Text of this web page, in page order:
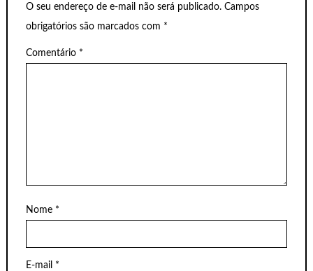
O seu endereço de e-mail não será publicado. Campos
obrigatórios são marcados com *
Comentário *
Nome *
E-mail *